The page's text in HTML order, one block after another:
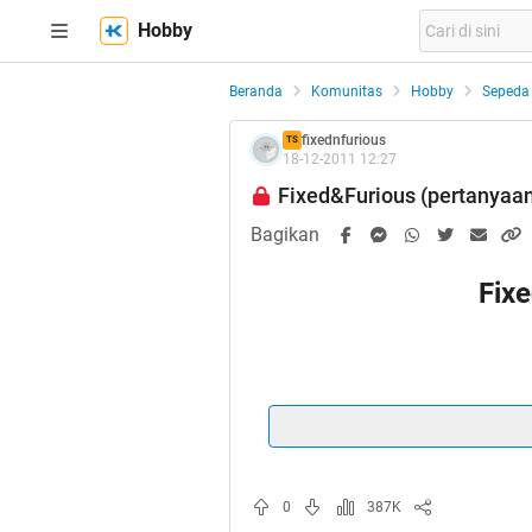
Hobby
Beranda Komunitas Hobby Sepeda
TS fixednfurious
18-12-2011 12:27
Fixed&Furious
Bagikan
0 387K